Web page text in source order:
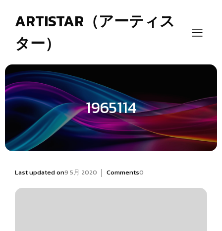
ARTISTAR（アーティス
ター）
1965114
Last updated on9 5月 2020 | Comments0